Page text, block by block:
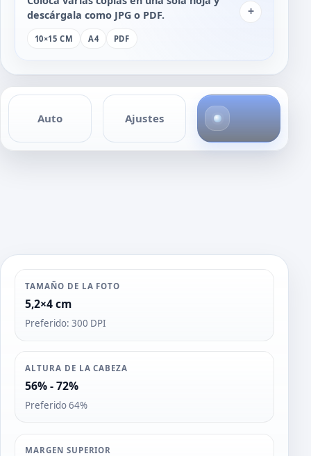
descárgala como JPG o PDF.
10×15 CM A4 PDF
+
Auto Ajustes
TAMAÑO DE LA FOTO
5,2×4 cm
Preferido: 300 DPI
ALTURA DE LA CABEZA
56% - 72%
Preferido 64%
MARGEN SUPERIOR